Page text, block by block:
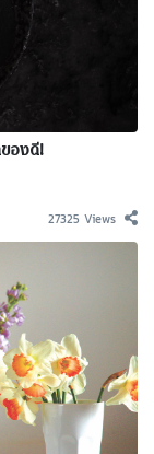
องดี!
27325 Views